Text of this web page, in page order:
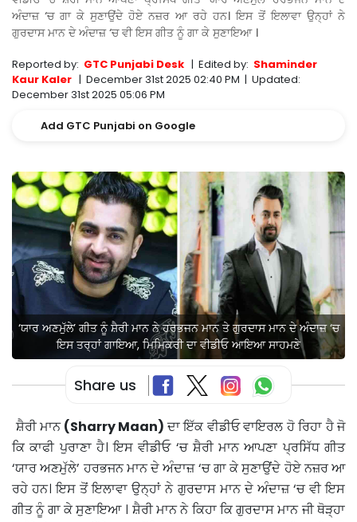
ਅੰਦਾਜ਼ ‘ਚ ਗਾ ਕੇ ਸੁਣਾਉਂਦੇ ਹੋਏ ਨਜ਼ਰ ਆ ਰਹੇ ਹਨ। ਇਸ ਤੋਂ ਇਲਾਵਾ ਉਨ੍ਹਾਂ ਨੇ
ਗੁਰਦਾਸ ਮਾਨ ਦੇ ਅੰਦਾਜ਼ ‘ਚ ਵੀ ਇਸ ਗੀਤ ਨੂੰ ਗਾ ਕੇ ਸੁਣਾਇਆ ।
Reported by: GTC Punjabi Desk | Edited by: Shaminder
Kaur Kaler | December 31st 2025 02:40 PM | Updated:
December 31st 2025 05:06 PM
Add GTC Punjabi on Google
‘ਯਾਰ ਅਣਮੁੱਲੇ’ ਗੀਤ ਨੂੰ ਸ਼ੈਰੀ ਮਾਨ ਨੇ ਹਰਭਜਨ ਮਾਨ ਤੇ ਗੁਰਦਾਸ ਮਾਨ ਦੇ ਅੰਦਾਜ਼ ‘ਚ
ਇਸ ਤਰ੍ਹਾਂ ਗਾਇਆ, ਮਿਮਿਕਰੀ ਦਾ ਵੀਡੀਓ ਆਇਆ ਸਾਹਮਣੇ
Share us
ਸ਼ੈਰੀ ਮਾਨ(Sharry Maan) ਦਾ ਇੱਕ ਵੀਡੀਓ ਵਾਇਰਲ ਹੋ ਰਿਹਾ ਹੈ ਜੋ
ਕਿ ਕਾਫੀ ਪੁਰਾਣਾ ਹੈ। ਇਸ ਵੀਡੀਓ ‘ਚ ਸ਼ੈਰੀ ਮਾਨ ਆਪਣਾ ਪ੍ਰਸਿੱਧ ਗੀਤ
‘ਯਾਰ ਅਣਮੁੱਲੇ’ ਹਰਭਜਨ ਮਾਨ ਦੇ ਅੰਦਾਜ਼ ‘ਚ ਗਾ ਕੇ ਸੁਣਾਉਂਦੇ ਹੋਏ ਨਜ਼ਰ ਆ
ਰਹੇ ਹਨ। ਇਸ ਤੋਂ ਇਲਾਵਾ ਉਨ੍ਹਾਂ ਨੇ ਗੁਰਦਾਸ ਮਾਨ ਦੇ ਅੰਦਾਜ਼ ‘ਚ ਵੀ ਇਸ
ਗੀਤ ਨੂੰ ਗਾ ਕੇ ਸੁਣਾਇਆ । ਸ਼ੈਰੀ ਮਾਨ ਨੇ ਕਿਹਾ ਕਿ ਗੁਰਦਾਸ ਮਾਨ ਜੀ ਥੋੜ੍ਹਾ